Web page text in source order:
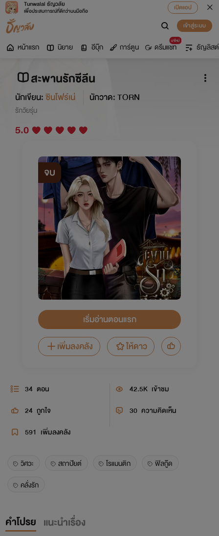
Tunwalai ธัญวลัย
เพื่อประสบการณ์ที่ดีกว่าบนมือถือ
เปิดแอป
เข้าสู่ระบบ
หน้าแรก นิยาย อีบุ๊ก การ์ตูน
มาใหม่
ดรีมแชท ธัญลิสต์
สะพานรักซีลีน
นักเขียน:ซินโฟร์เน่ นักวาด: TORN
รักวัยรุ่น
5.0
จบ
เริ่มอ่านตอนแรก
เพิ่มลงคลัง
ให้ดาว
34 ตอน 42.5K เข้าชม
24 ถูกใจ 30 ความคิดเห็น
591 เพิ่มลงคลัง
วิศวะ สถาปัยต์ โรแมนติก
ฟิลกู๊ด
คลั่งรัก
คำโปรย แนะนำเรื่อง